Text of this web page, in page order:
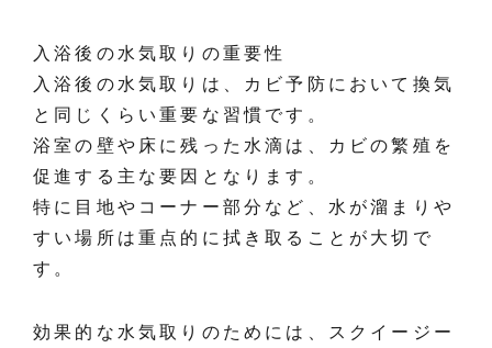
入浴後の水気取りの重要性
入浴後の水気取りは、カビ予防において換気
と同じくらい重要な習慣です。
浴室の壁や床に残った水滴は、カビの繁殖を
促進する主な要因となります。
特に目地やコーナー部分など、水が溜まりや
すい場所は重点的に拭き取ることが大切で
す。
効果的な水気取りのためには、スクイージー